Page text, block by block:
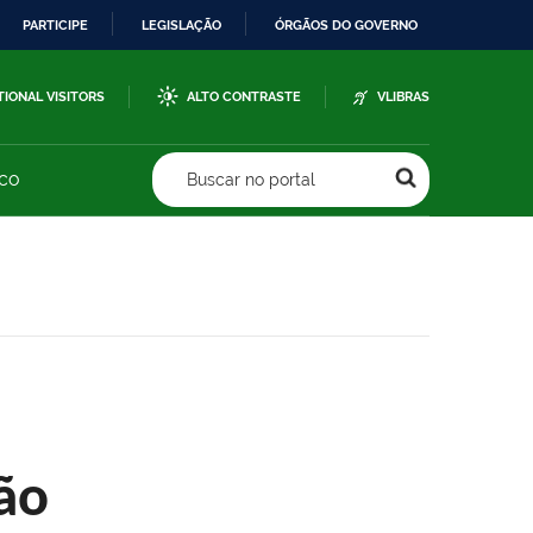
PARTICIPE LEGISLAÇÃO ÓRGÃOS DO GOVERNO
VISITORS ALTO CONTRASTE VLIBRAS
Buscar no portal